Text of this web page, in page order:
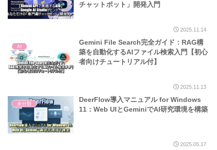
チャットボット」開発入門
2025.11.14
AI
Gemini File Search完全ガイド：RAG構
築を自動化するAIファイル検索入門【初心
者向けチュートリアル付】
2025.11.13
未分類
DeerFlow導入マニュアル for Windows
11：Web UIとGeminiでAI研究環境を構築
2025.05.17